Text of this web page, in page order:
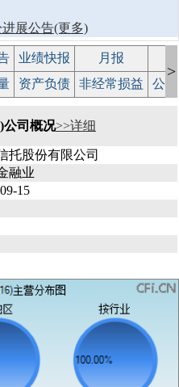
展公告(更多)
业绩快报 月报
资产负债 非经常损益 公
>
公司概况>>详细
托股份有限公司
融业
15